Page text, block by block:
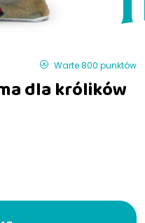
Warte 800 punktów
dla królików